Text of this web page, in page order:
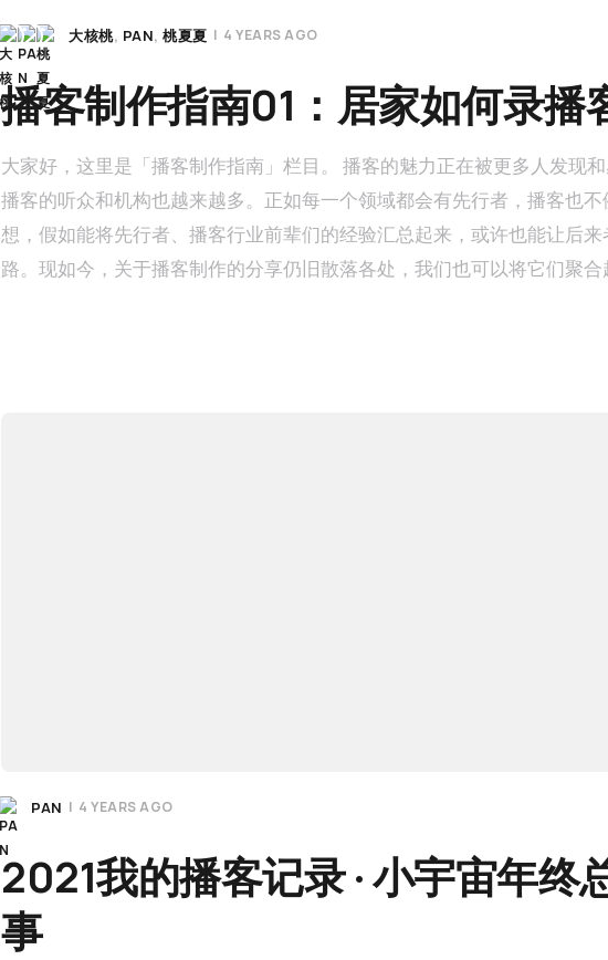
大核桃 PAN 桃夏夏 | 4 YEARS AGO
播客制作指南01：居家如何录播
大家好，这里是「播客制作指南」栏目。 播客的魅力正在被更多人发现
播客的听众和机构也越来越多。正如每一个领域都会有先行者，播客也不
想，假如能将先行者、播客行业前辈们的经验汇总起来，或许也能让后
路。现如今，关于播客制作的分享仍旧散落各处，我们也可以将它们聚
PAN | 4 YEARS AGO
2021我的播客记录 · 小宇宙年终
事